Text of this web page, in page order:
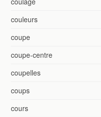
couleurs
coupe
coupe-centre
coupelles
coups
cours